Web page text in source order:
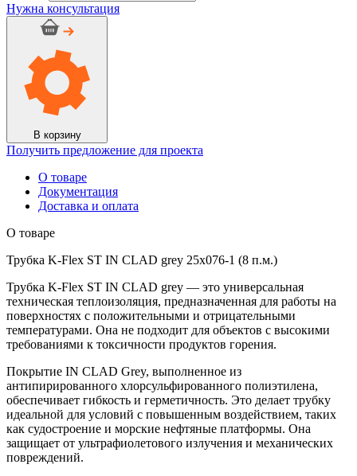
Нужна консультация
В корзину
Получить предложение для проекта
О товаре
Документация
Доставка и оплата
О товаре
Трубка K-Flex ST IN CLAD grey 25х076-1 (8 п.м.)
Трубка K-Flex ST IN CLAD grey — это универсальная
техническая теплоизоляция, предназначенная для работы на
поверхностях с положительными и отрицательными
температурами. Она не подходит для объектов с высокими
требованиями к токсичности продуктов горения.
Покрытие IN CLAD Grey, выполненное из
антипирированного хлорсульфированного полиэтилена,
обеспечивает гибкость и герметичность. Это делает трубку
идеальной для условий с повышенным воздействием, таких
как судостроение и морские нефтяные платформы. Она
защищает от ультрафиолетового излучения и механических
повреждений.